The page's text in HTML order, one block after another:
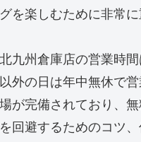
を楽しむために非常に
九州倉庫店の営業時
外の日は年中無休で
が完備されており、
回避するためのコツ